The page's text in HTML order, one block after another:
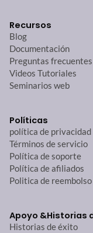
Recursos
Blog
Documentación
Preguntas frecuentes
Videos Tutoriales
Seminarios web
Políticas
política de privacidad
Términos de servicio
Política de soporte
Política de afiliados
Politica de reembolso
Apoyo &Historias
Historias de éxito